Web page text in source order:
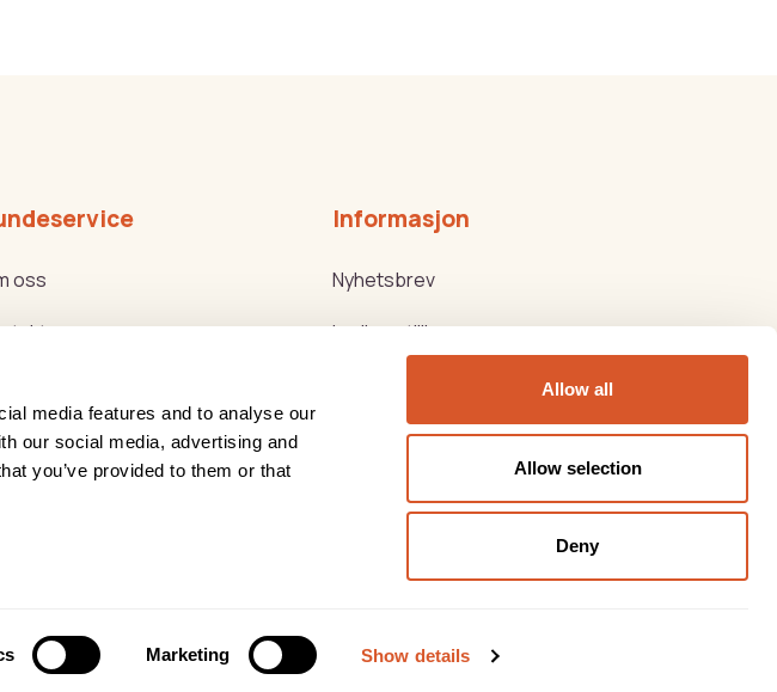
media features and to analyse our
our social media, advertising and
you’ve provided to them or that
Marketing Show details
Allow all
Allow selection
Deny
oss
oss
og retur
Informasjon
Nyhetsbrev
Ledige stillinger
Kjøps-/Leveringsbetingelser
Beauty Products
Thorsen Biovital
Forretningssystem nettbutikkløsninglevert av